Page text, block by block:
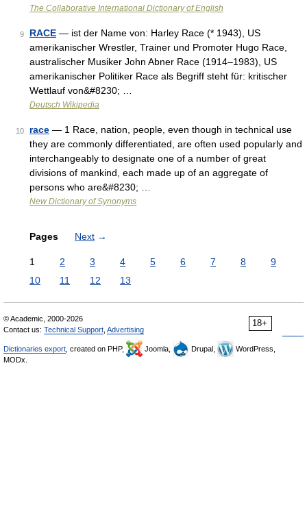
The Collaborative International Dictionary of English
9 RACE — ist der Name von: Harley Race (* 1943), US
amerikanischer Wrestler, Trainer und Promoter Hugo Race,
australischer Musiker John Abner Race (1914–1983), US
amerikanischer Politiker Race als Begriff steht für: kritischer
Wettlauf von&#8230; …
Deutsch Wikipedia
10 race — 1 Race, nation, people, even though in technical use
they are commonly differentiated, are often used popularly and
interchangeably to designate one of a number of great
divisions of mankind, each made up of an aggregate of
persons who are&#8230; …
New Dictionary of Synonyms
Pages Next →
1 2 3 4 5 6 7 8
9
10
11 12 13
18+
© Academic, 2000-2026
Contact us: Technical Support Advertising
Dictionaries export , created on PHP, Joomla, Drupal,
WordPress,
MODx.